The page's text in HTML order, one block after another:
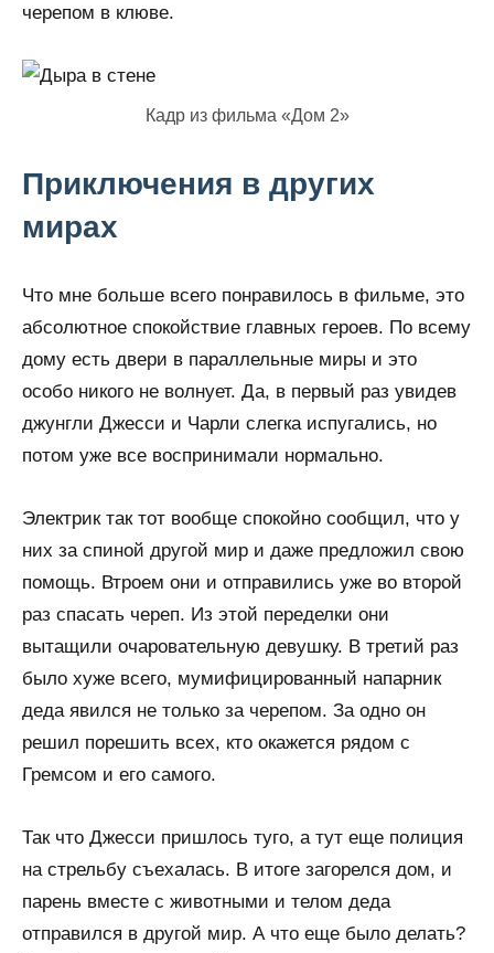
черепом в клюве.
Кадр из фильма «Дом 2»
Приключения в других
мирах
Что мне больше всего понравилось в фильме, это
абсолютное спокойствие главных героев. По всему
дому есть двери в параллельные миры и это
особо никого не волнует. Да, в первый раз увидев
джунгли Джесси и Чарли слегка испугались, но
потом уже все воспринимали нормально.
Электрик так тот вообще спокойно сообщил, что у
них за спиной другой мир и даже предложил свою
помощь. Втроем они и отправились уже во второй
раз спасать череп. Из этой переделки они
вытащили очаровательную девушку. В третий раз
было хуже всего, мумифицированный напарник
деда явился не только за черепом. За одно он
решил порешить всех, кто окажется рядом с
Гремсом и его самого.
Так что Джесси пришлось туго, а тут еще полиция
на стрельбу съехалась. В итоге загорелся дом, и
парень вместе с животными и телом деда
отправился в другой мир. А что еще было делать?